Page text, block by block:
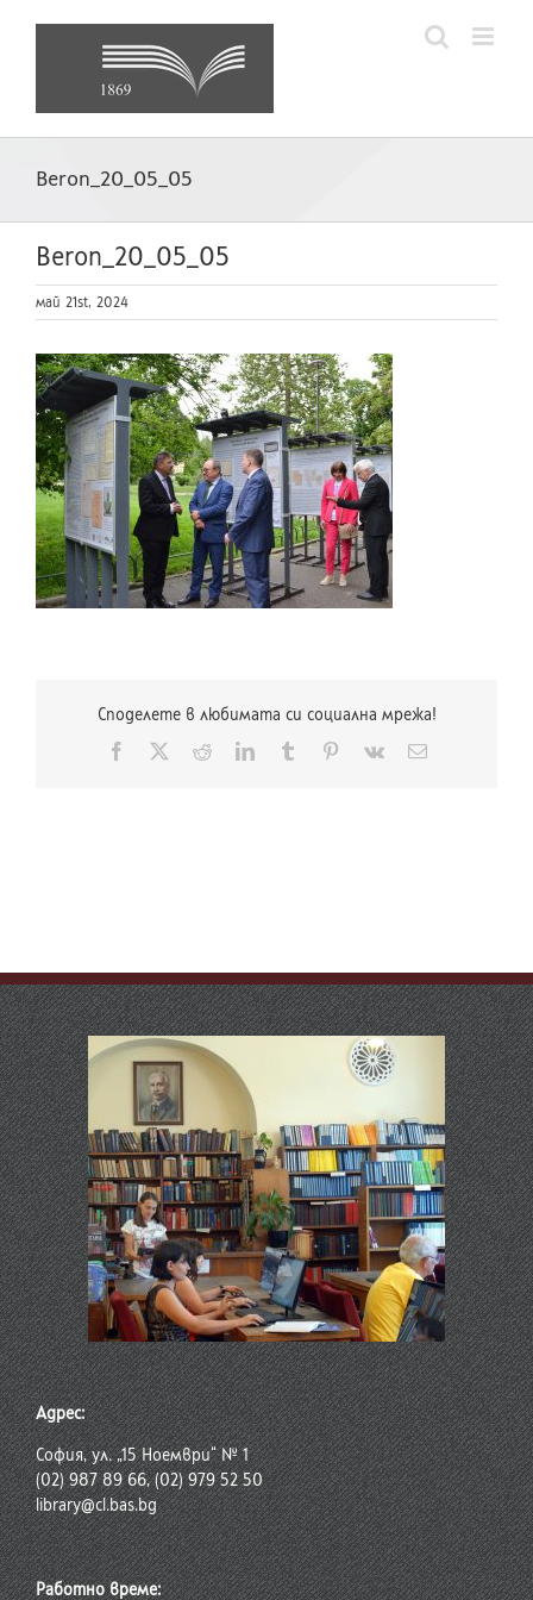
Beron_20_05_05
Beron_20_05_05
май 21st, 2024
Споделете в любимата си социална мрежа!
Facebook RedditLinkedInTumblr Pinterest
Vk
Електронна
Адрес:
София, ул. „15 Ноември“ № 1
(02) 987 89 66, (02) 979 52 50
library@cl.bas.bg
Работно време: